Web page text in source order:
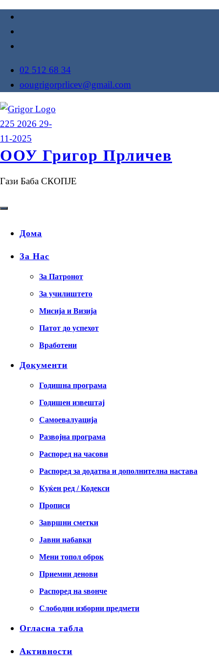
02 512 68 34
oougrigorprlicev@gmail.com
ООУ Григор Прличев
Гази Баба СКОПЈЕ
Дома
За Нас
За Патронот
За училиштето
Мисија и Визија
Патот до успехот
Вработени
Документи
Годишна програма
Годишен извештај
Самоевалуација
Развојна програма
Распоред на часови
Распоред за додатна и дополнителна настава
Куќен ред / Кодекси
Прописи
Завршни сметки
Јавни набавки
Мени топол оброк
Приемни денови
Распоред на ѕвонче
Слободни изборни предмети
Огласна табла
Активности